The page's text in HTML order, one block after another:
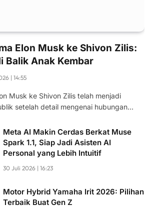
Elon Musk ke Shivon Zilis:
Balik Anak Kembar
| 14:55
Musk ke Shivon Zilis telah menjadi
setelah detail mengenai hubungan…
Meta AI Makin Cerdas Berkat Muse
Spark 1.1, Siap Jadi Asisten AI
Personal yang Lebih Intuitif
30 Juli 2026 | 16:23
Motor Hybrid Yamaha Irit 2026: Pilihan
Terbaik Buat Gen Z